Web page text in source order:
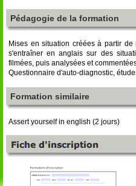
Pédagogie de la formation
Mises en situation créées à partir
s'entraîner en anglais sur des
filmées, puis analysées et
Questionnaire d'auto-diagnostic,
Formation similaire
Assert yourself in english (2 jours)